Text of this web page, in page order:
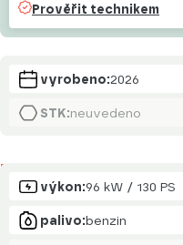
Prověřit technikem
vyrobeno:2026
STK:neuvedeno
Motor
výkon:96 kW / 130 PS
palivo:benzin